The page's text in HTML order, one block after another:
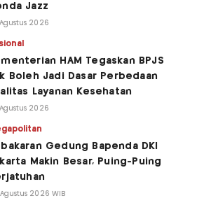
Jazz
2026
HAM Tegaskan BPJS
Boleh Jadi Dasar Perbedaan
Layanan Kesehatan
2026
Gedung Bapenda DKI
Makin Besar, Puing-Puing
2026 WIB